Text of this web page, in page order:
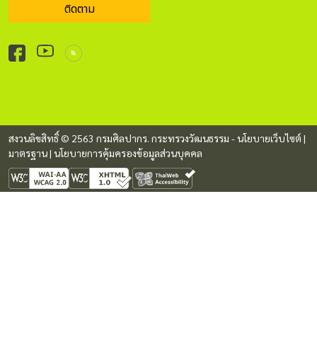
ติดตาม
สงวนลิขสิทธิ์ © 2563 กรมศิลปากร. กระทรวงวัฒนธรรม -นโยบายเว็บไซต์ |
มาตรฐาน| นโยบายการคุ้มครองข้อมูลส่วนบุคคล